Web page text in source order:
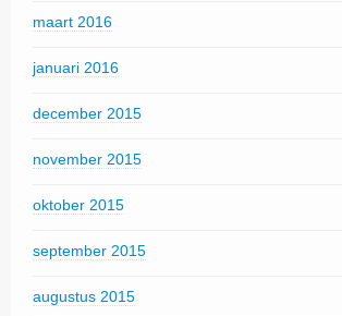
maart 2016
januari 2016
december 2015
november 2015
oktober 2015
september 2015
augustus 2015